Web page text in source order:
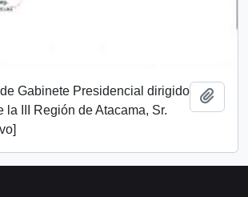
Gabinete Presidencial dirigido
la III Región de Atacama, Sr.